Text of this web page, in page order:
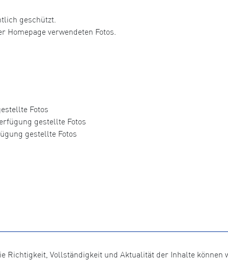
geschützt.
verwendeten Fotos.
Fotos
gestellte Fotos
gestellte Fotos
Vollständigkeit und Aktualität der Inhalte können